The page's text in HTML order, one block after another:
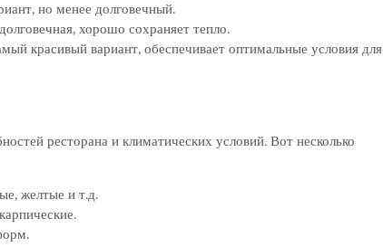
но менее долговечный.
хорошо сохраняет тепло.
красивый вариант, обеспечивает оптимальные условия для
ресторана и климатических условий. Вот несколько
желтые и т.д.